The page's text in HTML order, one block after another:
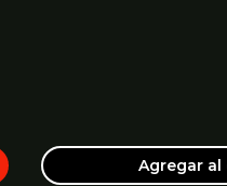
Agregar al